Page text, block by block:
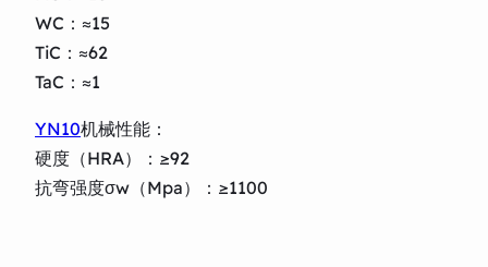
WC：≈15
TiC：≈62
TaC：≈1
YN10机械性能：
硬度（HRA）：≥92
抗弯强度σw（Mpa）：≥1100